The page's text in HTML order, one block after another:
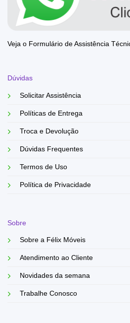
Veja o Formulário de Assistência
Dúvidas
Solicitar Assistência
Políticas de Entrega
Troca e Devolução
Dúvidas Frequentes
Termos de Uso
Política de Privacidade
Sobre
Sobre a Félix Móveis
Atendimento ao Cliente
Novidades da semana
Trabalhe Conosco